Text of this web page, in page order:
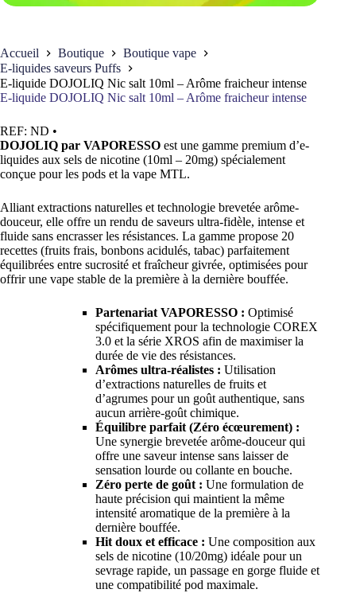
Accueil Boutique
Boutique vape
E-liquides saveurs Puffs
E-liquide DOJOLIQ Nic salt 10ml – Arôme fraicheur intense
E-liquide DOJOLIQ Nic salt 10ml – Arôme fraicheur intense
REF: ND •
DOJOLIQ par VAPORESSO est une gamme premium d’e-
liquides aux sels de nicotine (10ml – 20mg) spécialement
conçue pour les pods et la vape MTL.
Alliant extractions naturelles et technologie brevetée arôme-
douceur, elle offre un rendu de saveurs ultra-fidèle, intense et
fluide sans encrasser les résistances. La gamme propose 20
recettes (fruits frais, bonbons acidulés, tabac) parfaitement
équilibrées entre sucrosité et fraîcheur givrée, optimisées pour
offrir une vape stable de la première à la dernière bouffée.
Partenariat VAPORESSO : Optimisé
spécifiquement pour la technologie COREX
3.0 et la série XROS afin de maximiser la
durée de vie des résistances.
Arômes ultra-réalistes : Utilisation
d’extractions naturelles de fruits et
d’agrumes pour un goût authentique, sans
aucun arrière-goût chimique.
Équilibre parfait (Zéro écœurement) :
Une synergie brevetée arôme-douceur qui
offre une saveur intense sans laisser de
sensation lourde ou collante en bouche.
Zéro perte de goût : Une formulation de
haute précision qui maintient la même
intensité aromatique de la première à la
dernière bouffée.
Hit doux et efficace : Une composition aux
sels de nicotine (10/20mg) idéale pour un
sevrage rapide, un passage en gorge fluide et
une compatibilité pod maximale.